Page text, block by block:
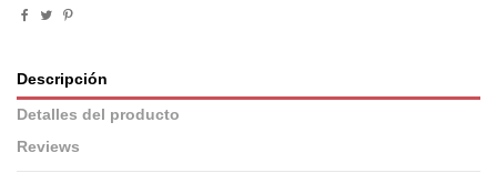
Descripción
Detalles del producto
Reviews